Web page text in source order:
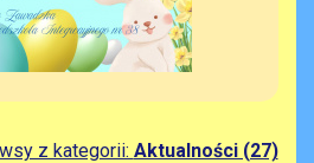
z kategorii: Aktualności (27)